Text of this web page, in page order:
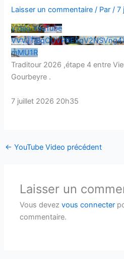
Laisser un commentaire / Par/7
Vidéo YouTube
mMU1R
Traditour 2026 ,étape 4 entre
Gourbeyre .
7 juillet 2026 20h35
← YouTube Video précédent
Laisser un
Vous devezvous connecter
commentaire.